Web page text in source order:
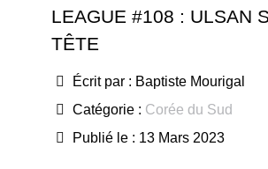
LEAGUE #108 : ULSAN
TÊTE
Écrit par : Baptiste Mourigal
Catégorie : Corée du Sud
Publié le : 13 Mars 2023